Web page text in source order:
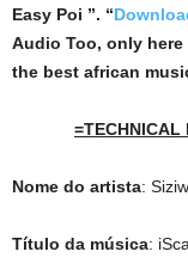
Easy Poi ”. “
Audio Too, only here
the best african
=TECHNICAL
Nome do artista:
Título da música: